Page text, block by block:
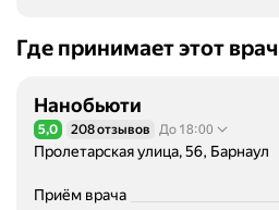
Где принимает этот врач
Нанобьюти
Рейтинг 5,0 из 5
5,0 208 отзывов До 18:00
Пролетарская улица, 56, Барнаул
Приём врача